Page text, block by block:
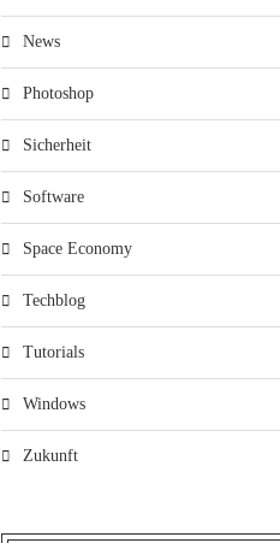
News
Photoshop
Sicherheit
Software
Space Economy
Techblog
Tutorials
Windows
Zukunft